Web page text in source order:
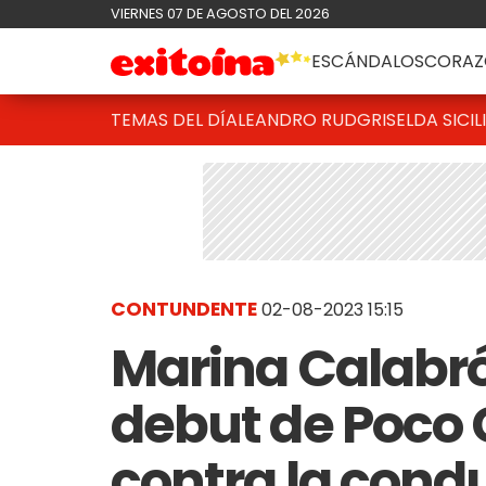
VIERNES 07 DE AGOSTO DEL 2026
ESCÁNDALOS
TEMAS DEL DÍALEANDRO RUDGRISELDA
CONTUNDENTE02-08-2023 15:15
Marina
debut de